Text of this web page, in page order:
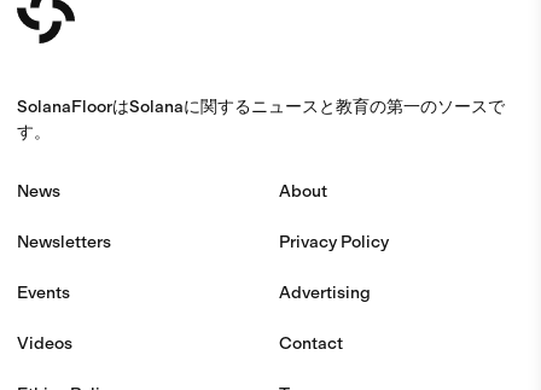
SolanaFloorはSolanaに関するニュースと教育の第一のソースで
す。
News
Newsletters
Events
Videos
About
Privacy Policy
Advertising
Contact